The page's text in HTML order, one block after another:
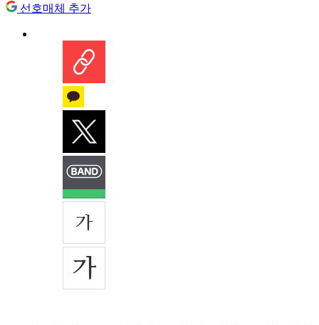
선호매체 추가